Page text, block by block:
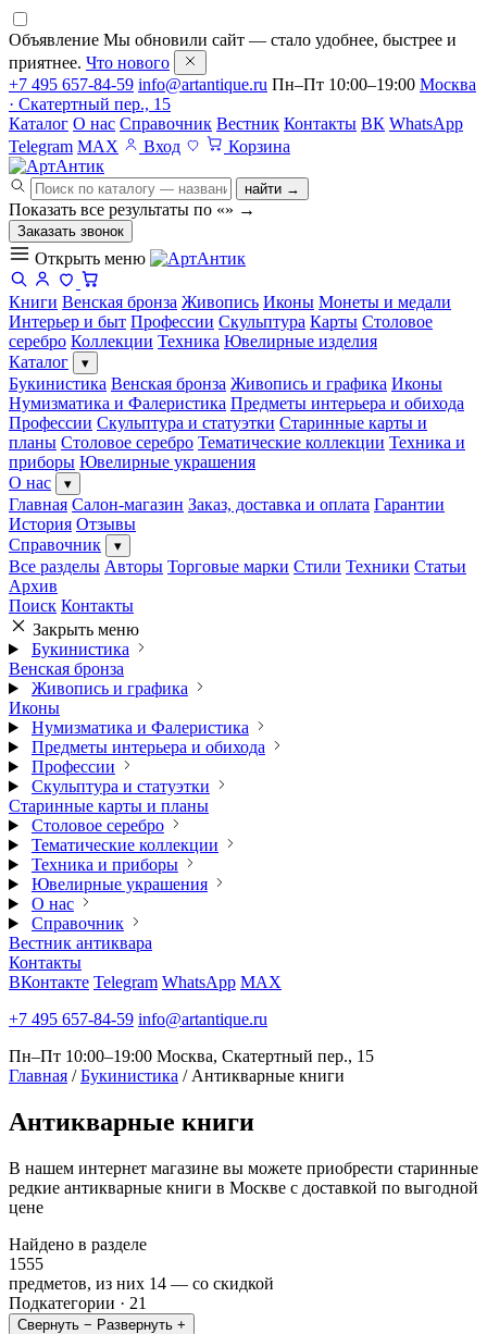
Объявление Мы обновили сайт — стало удобнее, быстрее и
приятнее. Что нового
+7 495 657-84-59 info@artantique.ru Пн–Пт 10:00–19:00 Москва
· Скатертный пер., 15
Каталог О нас Справочник Вестник Контакты ВК WhatsApp
Telegram MAX Вход Корзина
найти →
Показать все результаты по «» →
Заказать звонок
Открыть меню
Книги Венская бронза Живопись Иконы Монеты и медали
Интерьер и быт Профессии Скульптура Карты Столовое
серебро Коллекции Техника Ювелирные изделия
Каталог
▾
Букинистика Венская бронза Живопись и графика Иконы
Нумизматика и Фалеристика Предметы интерьера и обихода
Профессии Скульптура и статуэтки Старинные карты и
планы Столовое серебро Тематические коллекции Техника и
приборы Ювелирные украшения
О нас
▾
Главная Салон-магазин Заказ, доставка и оплата Гарантии
История Отзывы
Справочник
▾
Все разделы Авторы Торговые марки Стили Техники Статьи
Архив
Поиск Контакты
Закрыть меню
Букинистика
Венская бронза
Живопись и графика
Иконы
Нумизматика и Фалеристика
Предметы интерьера и обихода
Профессии
Скульптура и статуэтки
Старинные карты и планы
Столовое серебро
Тематические коллекции
Техника и приборы
Ювелирные украшения
О нас
Справочник
Вестник антиквара
Контакты
ВКонтакте Telegram WhatsApp MAX
+7 495 657-84-59 info@artantique.ru
Пн–Пт 10:00–19:00 Москва, Скатертный пер., 15
Главная / Букинистика / Антикварные книги
Антикварные книги
В нашем интернет магазине вы можете приобрести старинные
редкие антикварные книги в Москве с доставкой по выгодной
цене
Найдено в разделе
1555
предметов, из них 14 — со скидкой
Подкатегории · 21
Свернуть − Развернуть +